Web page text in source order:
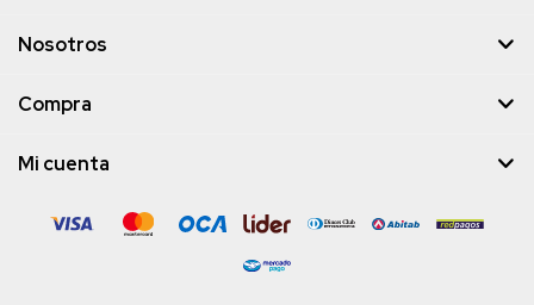
Nosotros
Compra
Mi cuenta